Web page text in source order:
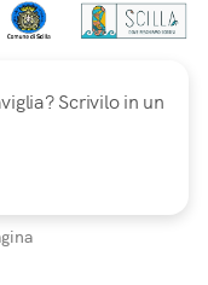
Scrivilo in un